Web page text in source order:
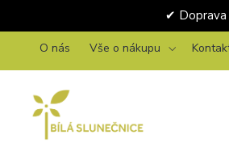
✔
O nás Vše o nákupu